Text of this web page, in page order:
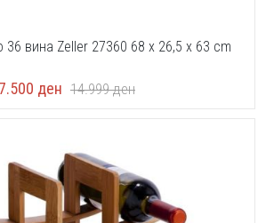
36 вина Zeller 27360 68 x 26,5 x 63 cm
7.500 ден 14.999ден